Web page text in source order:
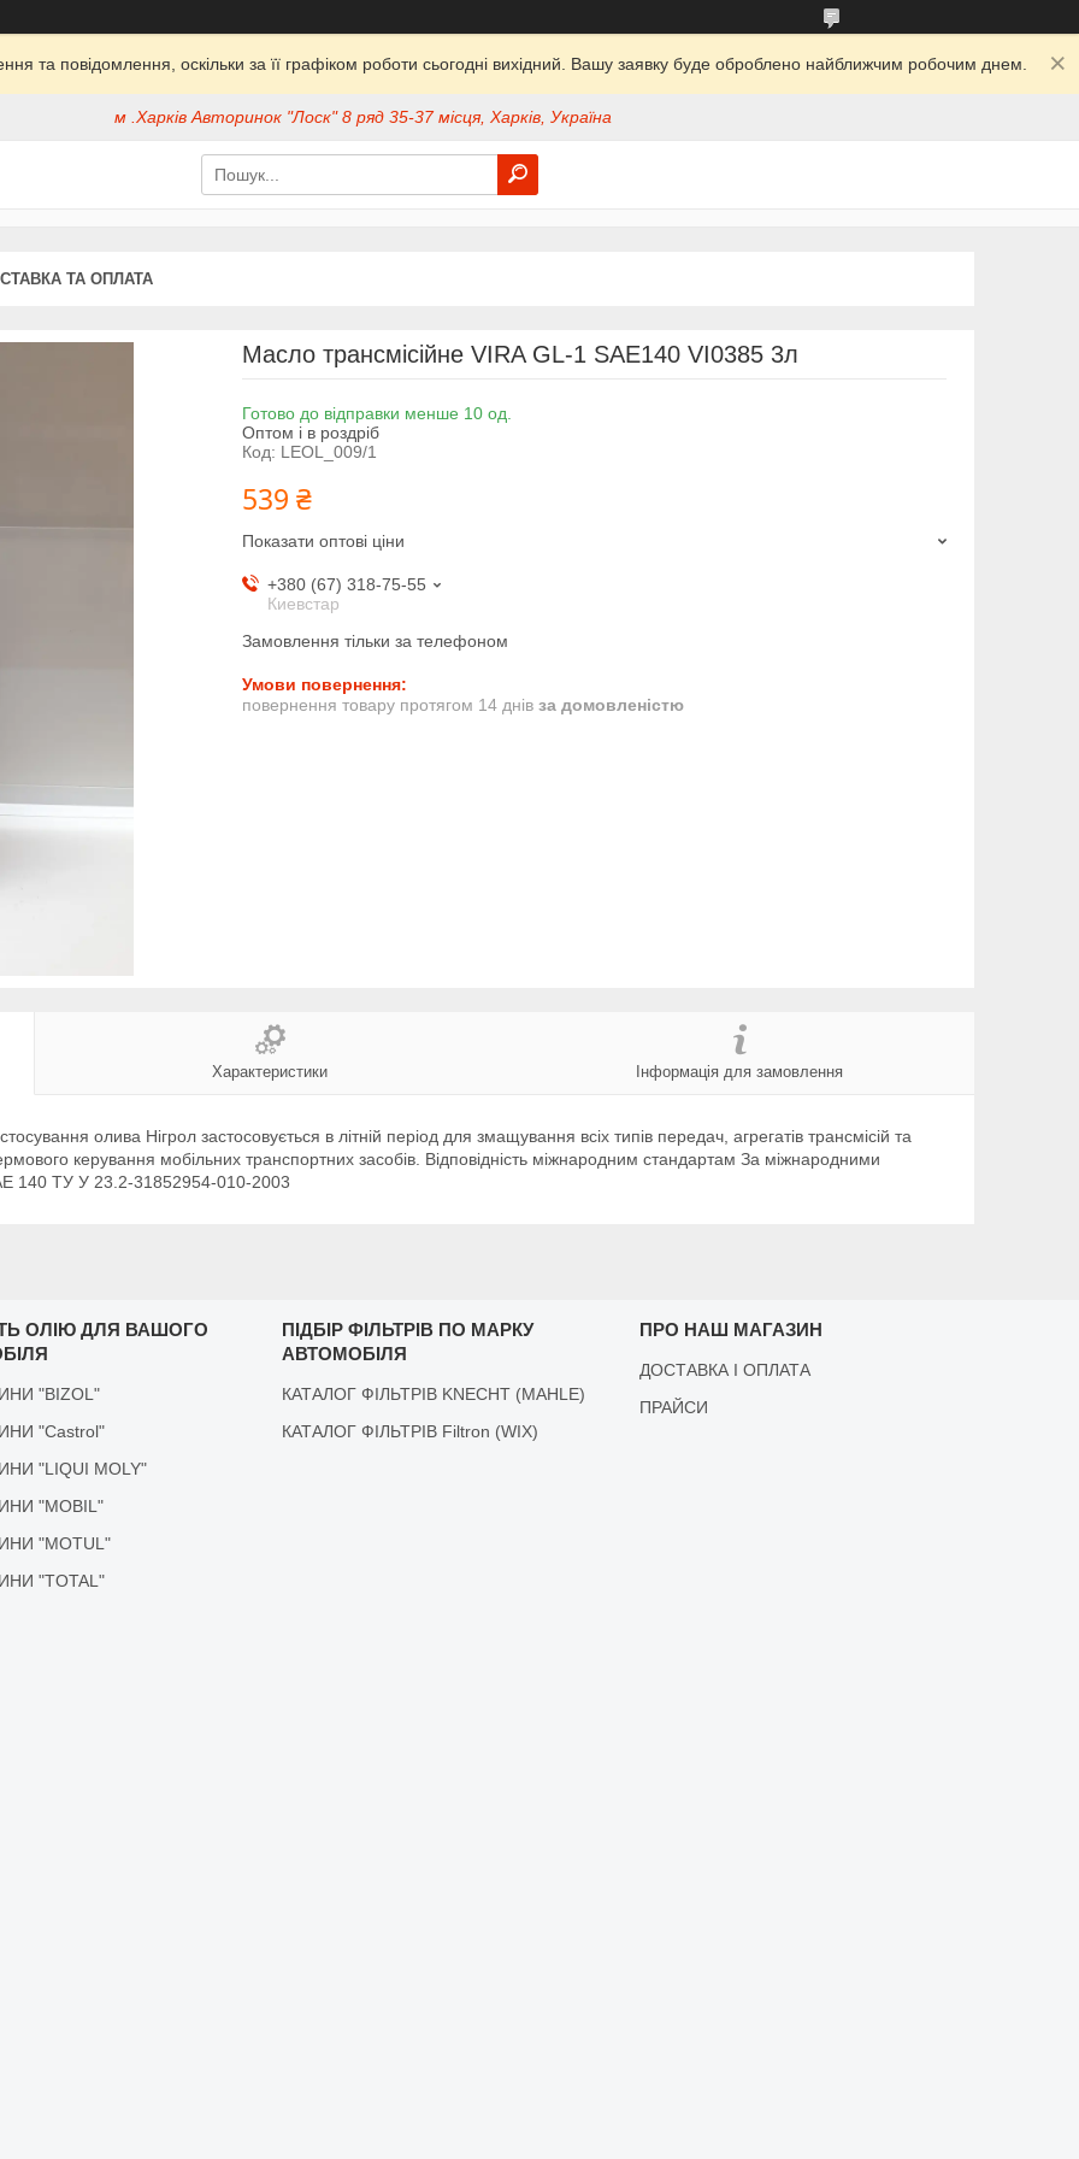
та повідомлення, оскільки за її графіком роботи сьогодні вихідний. Вашу заявку буде оброблено найближчим робочим днем.
м .Харків Авторинок "Лоск" 8 ряд 35-37 місця, Харків, Україна
ТА ОПЛАТА
Масло трансмісійне VIRA GL-1 SAE140 VI0385 3л
Готово до відправки менше 10 од.
Оптом і в роздріб
Код: LEOL_009/1
539 ₴
Показати оптові ціни
+380 (67) 318-75-55
Киевстар
Замовлення тільки за телефоном
повернення товару протягом 14 днів за домовленістю
Характеристики Інформація для замовлення
олива Нігрол застосовується в літній період для змащування всіх типів передач, агрегатів трансмісій та
керування мобільних транспортних засобів. Відповідність міжнародним стандартам За міжнародними
140 ТУ У 23.2-31852954-010-2003
ОЛІЮ ДЛЯ ВАШОГО
"BIZOL"
"Castrol"
"LIQUI MOLY"
"MOBIL"
"MOTUL"
"TOTAL"
ПІДБІР ФІЛЬТРІВ ПО МАРКУ
АВТОМОБІЛЯ
КАТАЛОГ ФІЛЬТРІВ KNECHT (MAHLE)
КАТАЛОГ ФІЛЬТРІВ Filtron (WIX)
ПРО НАШ МАГАЗИН
ДОСТАВКА І ОПЛАТА
ПРАЙСИ